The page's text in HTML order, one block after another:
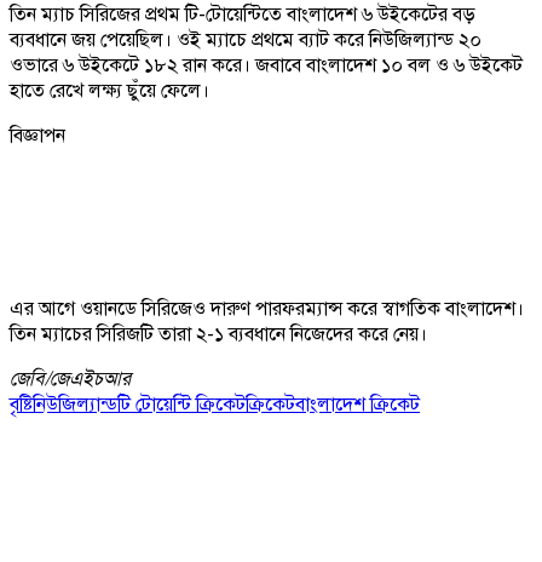
তিন ম্যাচ সিরিজের প্রথম টি-টোয়েন্টিতে বাংলাদেশ ৬ উইকেটের বড়
ব্যবধানে জয় পেয়েছিল। ওই ম্যাচে প্রথমে ব্যাট করে নিউজিল্যান্ড ২০
ওভারে ৬ উইকেটে ১৮২ রান করে। জবাবে বাংলাদেশ ১০ বল ও ৬ উইকেট
হাতে রেখে লক্ষ্য ছুঁয়ে ফেলে।
বিজ্ঞাপন
এর আগে ওয়ানডে সিরিজেও দারুণ পারফরম্যান্স করে স্বাগতিক বাংলাদেশ।
তিন ম্যাচের সিরিজটি তারা ২-১ ব্যবধানে নিজেদের করে নেয়।
জেবি/জেএইচআর
বৃষ্টিনিউজিল্যান্ডটি টোয়েন্টি ক্রিকেটক্রিকেটবাংলাদেশ ক্রিকেট